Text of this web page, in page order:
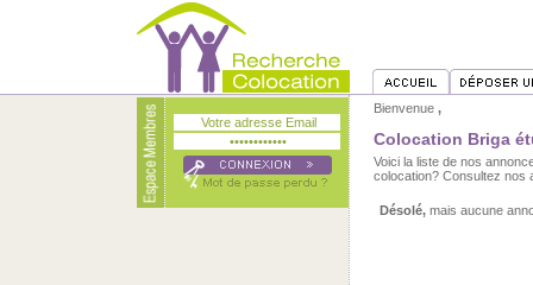
Bienvenue ,
Colocation Briga
Voici la liste de nos
colocation? Consultez nos
Désolé, mais aucune